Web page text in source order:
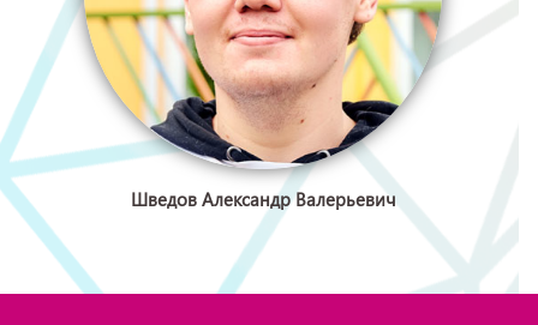
Шведов Александр Валерьевич